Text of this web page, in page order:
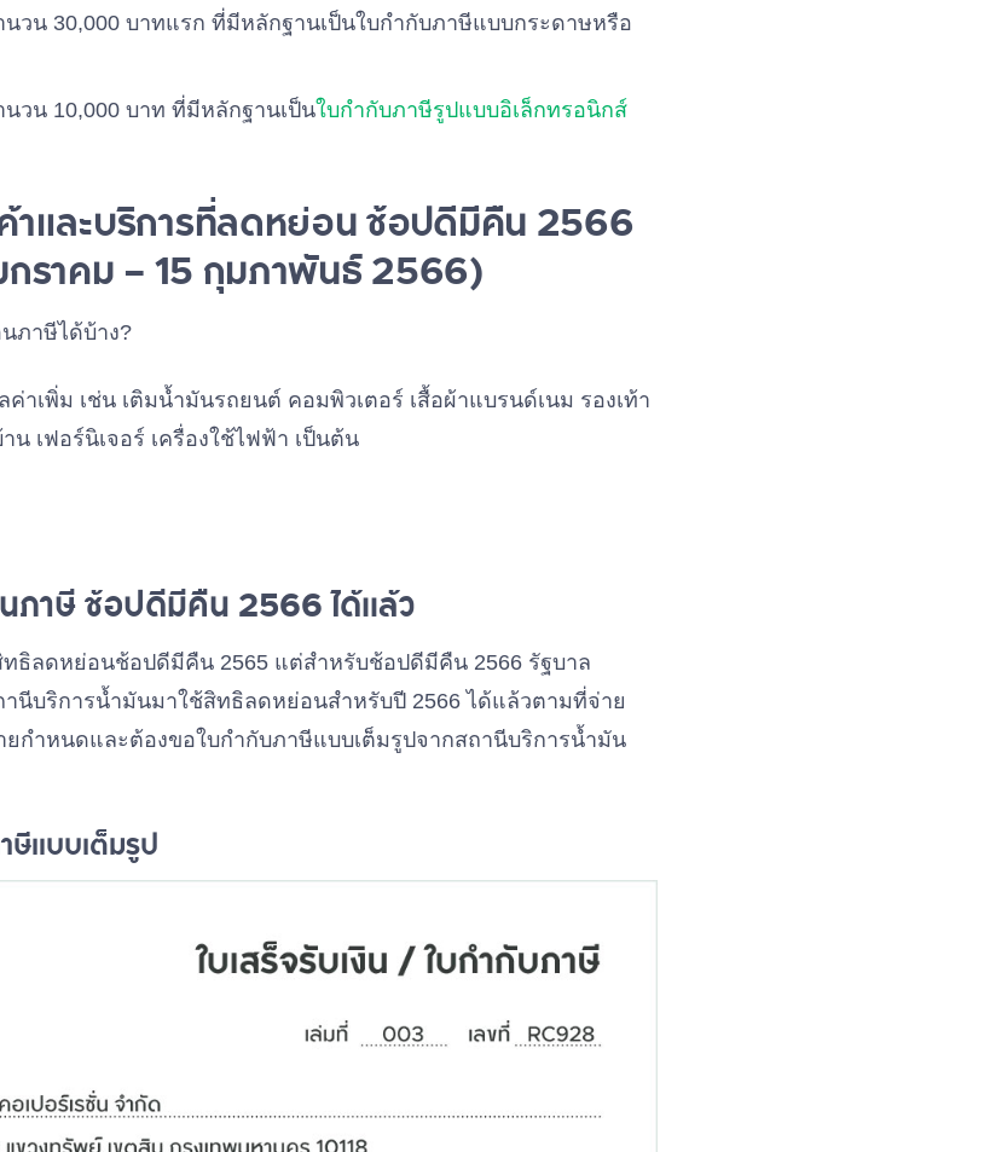
วน 30,000 บาทแรก ที่มีหลักฐานเป็นใบกำกับภาษีแบบกระดาษหรือ
วน 10,000 บาท ที่มีหลักฐานเป็นใบกำกับภาษีรูปแบบอิเล็กทรอนิกส์
าและบริการที่ลดหย่อน ช้อปดีมีคืน 2566
กราคม – 15 กุมภาพันธ์ 2566)
ภาษีได้บ้าง?
าเพิ่ม เช่น เติมน้ำมันรถยนต์ คอมพิวเตอร์ เสื้อผ้าแบรนด์เนม รองเท้า
เฟอร์นิเจอร์ เครื่องใช้ไฟฟ้า เป็นต้น
ภาษี ช้อปดีมีคืน 2566 ได้แล้ว
ทธิลดหย่อนช้อปดีมีคืน 2565 แต่สำหรับช้อปดีมีคืน 2566 รัฐบาล
นีบริการน้ำมันมาใช้สิทธิลดหย่อนสำหรับปี 2566 ได้แล้วตามที่จ่าย
ยกำหนดและต้องขอใบกำกับภาษีแบบเต็มรูปจากสถานีบริการน้ำมัน
ษีแบบเต็มรูป